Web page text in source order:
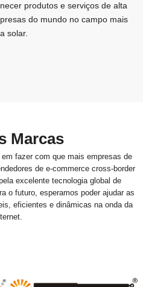
produtos e serviços de alta
do mundo no campo mais
solar.
Marcas
fazer com que mais empresas de
de e-commerce cross-border
excelente tecnologia global de
o futuro, esperamos poder ajudar as
eficientes e dinâmicas na onda da